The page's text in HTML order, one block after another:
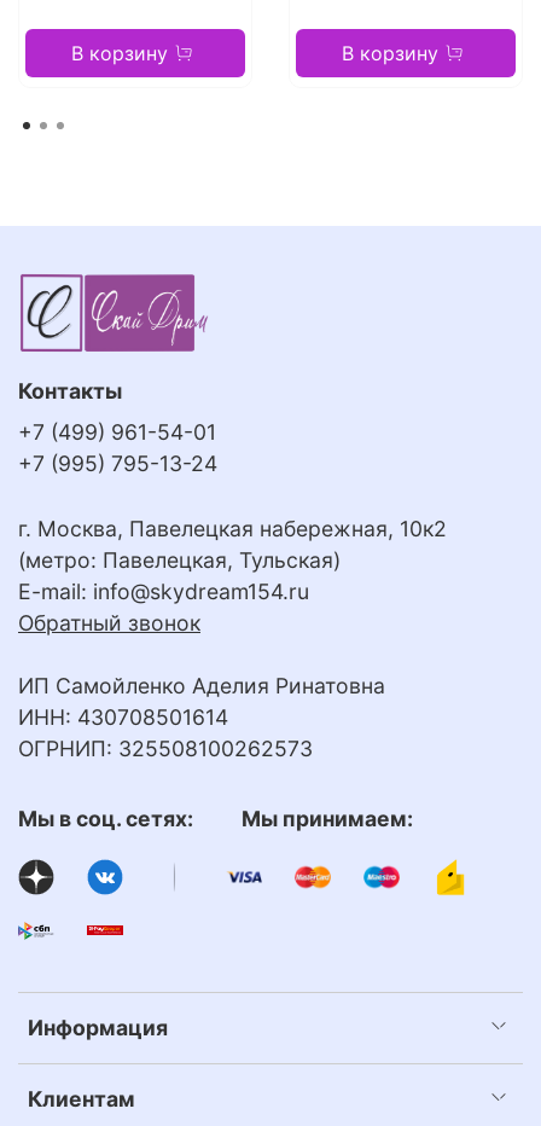
В корзину В корзину
Информация
Клиентам
Контакты
+7 (499) 961-54-01
+7 (995) 795-13-24
г. Москва, Павелецкая набережная, 10к2
(метро: Павелецкая, Тульская)
E-mail: info@skydream154.ru
Обратный звонок
ИП Самойленко Аделия Ринатовна
ИНН: 430708501614
ОГРНИП: 325508100262573
Мы в соц. сетях: Мы принимаем: